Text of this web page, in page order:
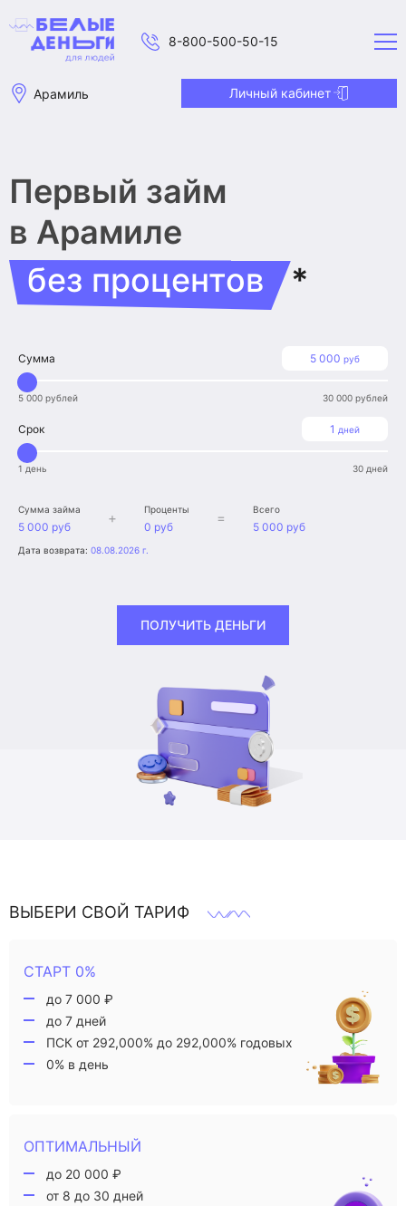
8-800-500-50-15
Арамиль Личный кабинет
Первый займ
в Арамиле
без процентов
*
5 000 руб
Сумма
5 000 рублей 30 000 рублей
1 дней
Срок
1 день 30 дней
Сумма займа
5 000 руб
+ Проценты
0 руб
= Всего
5 000 руб
Дата возврата: 08.08.2026 г.
ПОЛУЧИТЬ ДЕНЬГИ
ВЫБЕРИ СВОЙ ТАРИФ
СТАРТ 0%
до 7 000 ₽
до 7 дней
ПСК от 292,000% до 292,000% годовых
0% в день
ОПТИМАЛЬНЫЙ
до 20 000 ₽
от 8 до 30 дней